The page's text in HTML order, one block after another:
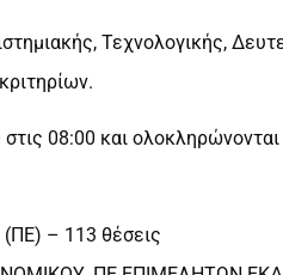
Τεχνολογικής,
στις 08:00 και
(ΠΕ) – 113 θέσεις